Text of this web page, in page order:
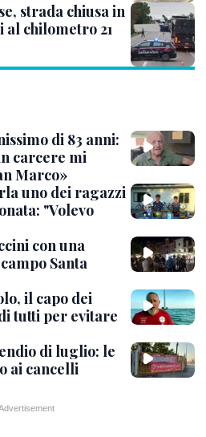
strada chiusa in
chilometro 21
di 83 anni:
carcere mi
Marco»
uno dei ragazzi
"Volevo
con una
Santa
il capo dei
tutti per evitare
di luglio: le
ai cancelli